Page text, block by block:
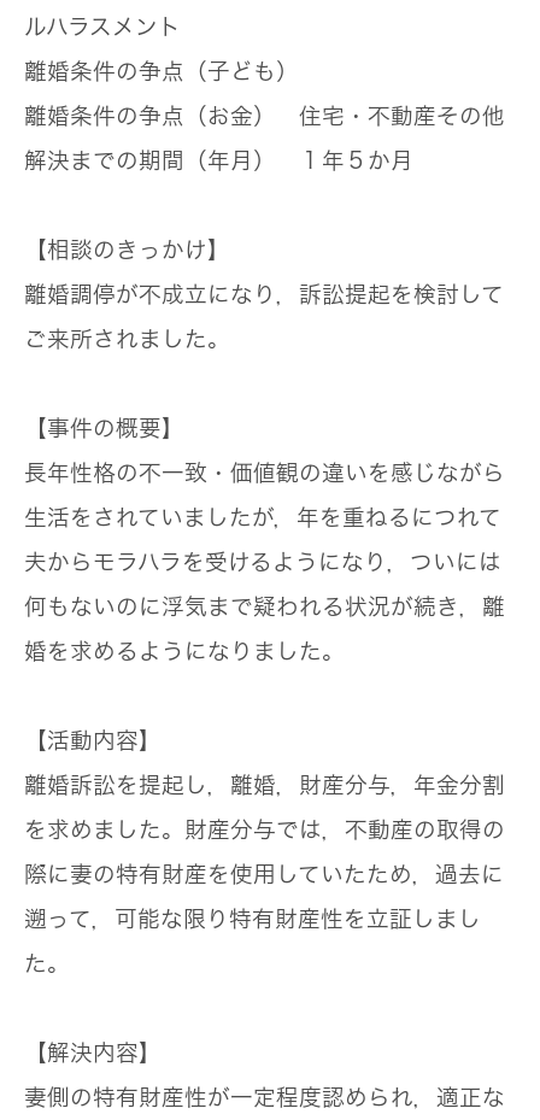
ルハラスメント
離婚条件の争点（子ども）
離婚条件の争点（お金） 住宅・不動産その他
解決までの期間（年月） １年５か月
【相談のきっかけ】
離婚調停が不成立になり，訴訟提起を検討して
ご来所されました。
【事件の概要】
長年性格の不一致・価値観の違いを感じながら
生活をされていましたが，年を重ねるにつれて
夫からモラハラを受けるようになり，ついには
何もないのに浮気まで疑われる状況が続き，離
婚を求めるようになりました。
【活動内容】
離婚訴訟を提起し，離婚，財産分与，年金分割
を求めました。財産分与では，不動産の取得の
際に妻の特有財産を使用していたため，過去に
遡って，可能な限り特有財産性を立証しまし
た。
【解決内容】
妻側の特有財産性が一定程度認められ，適正な